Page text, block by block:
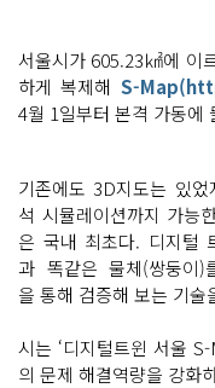
서울시가 605.23㎢에 이
하게 복제해 S-
4월 1일부터 본격 가동에
기존에도 3D지도는 있
석 시뮬레이션까지 가능
은 국내 최초다. 디지털
과 똑같은 물체(쌍둥이)
을 통해 검증해 보는 기술
시는 ‘디지털트윈 서울
의 문제 해결역량을 강화